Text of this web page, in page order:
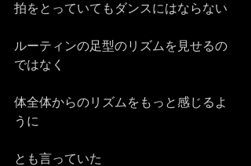
拍をとっていてもダンスにはならない
ルーティンの足型のリズムを見せるの
ではなく
体全体からのリズムをもっと感じるよ
うに
とも言っていた